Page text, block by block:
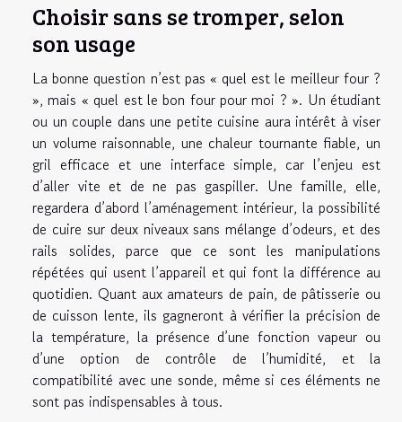
Choisir sans se tromper, selon
son usage
La bonne question n’est pas « quel est le meilleur four ?
», mais « quel est le bon four pour moi ? ». Un étudiant
ou un couple dans une petite cuisine aura intérêt à viser
un volume raisonnable, une chaleur tournante fiable, un
gril efficace et une interface simple, car l’enjeu est
d’aller vite et de ne pas gaspiller. Une famille, elle,
regardera d’abord l’aménagement intérieur, la possibilité
de cuire sur deux niveaux sans mélange d’odeurs, et des
rails solides, parce que ce sont les manipulations
répétées qui usent l’appareil et qui font la différence au
quotidien. Quant aux amateurs de pain, de pâtisserie ou
de cuisson lente, ils gagneront à vérifier la précision de
la température, la présence d’une fonction vapeur ou
d’une option de contrôle de l’humidité, et la
compatibilité avec une sonde, même si ces éléments ne
sont pas indispensables à tous.